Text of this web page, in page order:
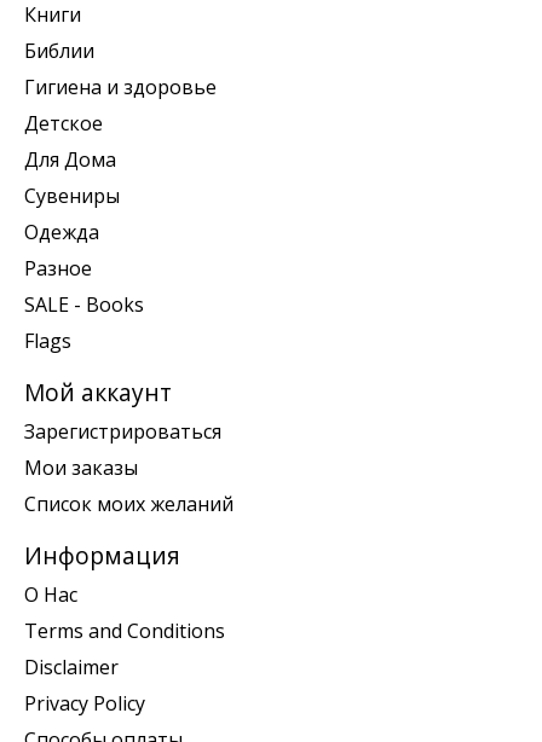
Книги
Библии
Гигиена и здоровье
Детское
Для Дома
Сувениры
Одежда
Разное
SALE - Books
Flags
Мой аккаунт
Зарегистрироваться
Мои заказы
Список моих желаний
Информация
О Нас
Terms and Conditions
Disclaimer
Privacy Policy